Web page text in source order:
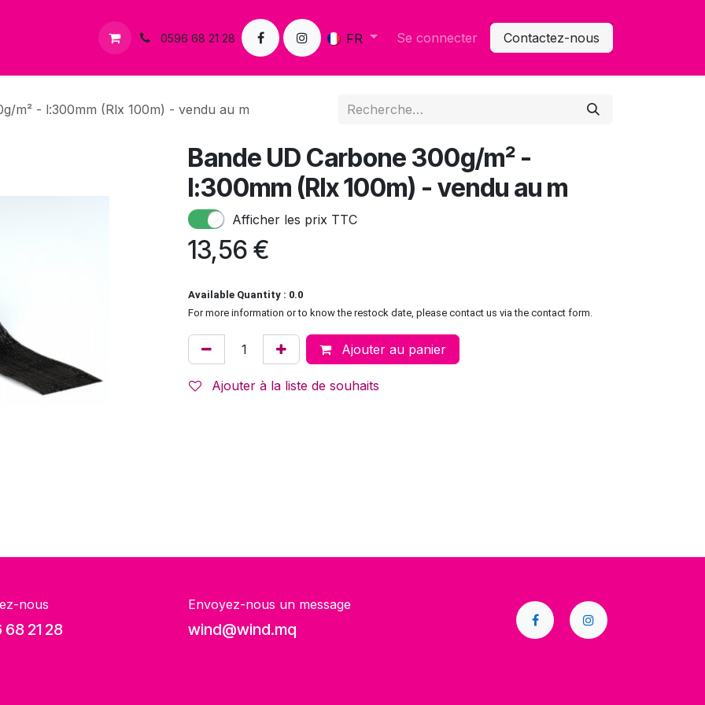
Contactez-nous 0596 68 21 28 FR Se connecter Contactez-nous
m² - l:300mm (Rlx 100m) - vendu au m
Bande UD Carbone 300g/m² -
l:300mm (Rlx 100m) - vendu au m
Afficher les prix TTC
13,56 €
Available Quantity : 0.0
For more information or to know the restock date, please contact us via the contact form.
Ajouter au panier
Ajouter à la liste de souhaits
nous
21 28
Envoyez-nous un message
wind@wind.mq